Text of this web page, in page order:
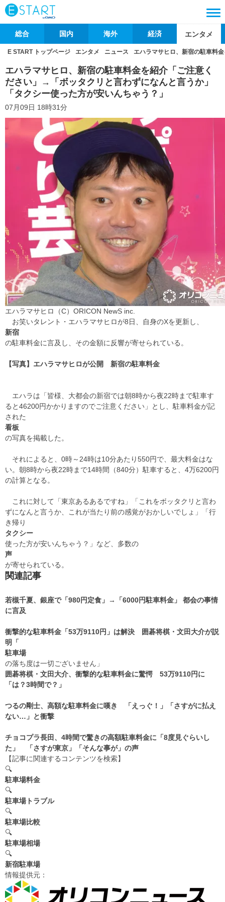
総合 国内 海外 経済 エンタメ
E START トップページ エンタメ ニュース エハラマサヒロ、新宿の駐車料
エハラマサヒロ、新宿の駐車料金を紹介「ご注意く
ださい」→「ボッタクリと言わずになんと言うか」
「タクシー使った方が安いんちゃう？」
07月09日 18時31分
エハラマサヒロ（C）ORICON NewS inc.
お笑いタレント・エハラマサヒロが8日、自身のXを更新し、
新宿
の駐車料金に言及し、その金額に反響が寄せられている。
【写真】エハラマサヒロが公開 新宿の駐車料金
エハラは「皆様、大都会の新宿では朝8時から夜22時まで駐車す
ると46200円かかりますのでご注意ください」とし、駐車料金が記
された
看板
の写真を掲載した。
それによると、0時～24時は10分あたり550円で、最大料金はな
い。朝8時から夜22時まで14時間（840分）駐車すると、4万6200円
の計算となる。
これに対して「東京あるあるですね」「これをボッタクリと言わ
ずになんと言うか、これが当たり前の感覚がおかしいでしょ」「行
き帰り
タクシー
使った方が安いんちゃう？」など、多数の
声
が寄せられている。
関連記事
若槻千夏、銀座で「980円定食」→「6000円駐車料金」 都会の事情
に言及
衝撃的な駐車料金「53万9110円」は解決 囲碁将棋・文田大介が説
明「
駐車場
の落ち度は一切ございません」
囲碁将棋・文田大介、衝撃的な駐車料金に驚愕 53万9110円に
「は？3時間で？」
つるの剛士、高額な駐車料金に嘆き 「えっぐ！」「さすがに払え
ない…」と衝撃
チョコプラ長田、4時間で驚きの高額駐車料金に「8度見ぐらいし
た」 「さすが東京」「そんな事が」の声
【記事に関連するコンテンツを検索】
🔍
駐車場料金
🔍
駐車場トラブル
🔍
駐車場比較
🔍
駐車場相場
🔍
新宿駐車場
情報提供元：